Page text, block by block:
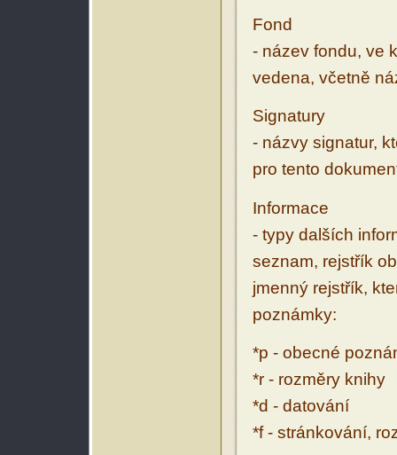
Fond
- název fondu, ve
vedena, včetně
Signatury
- názvy signatur,
pro tento
Informace
- typy dalších
seznam, rejstřík
jmenný rejstřík,
poznámky:
*p - obecné
*r - rozměry knihy
*d - datování
*f - stránkování,